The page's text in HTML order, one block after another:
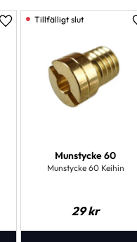
Lägg till i favoriter
Munstycke 60
Munstycke 60 Keihin
29kr